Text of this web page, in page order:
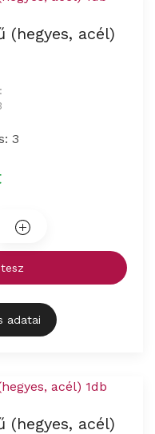
(hegyes, acél)
3
adatai
(hegyes, acél)